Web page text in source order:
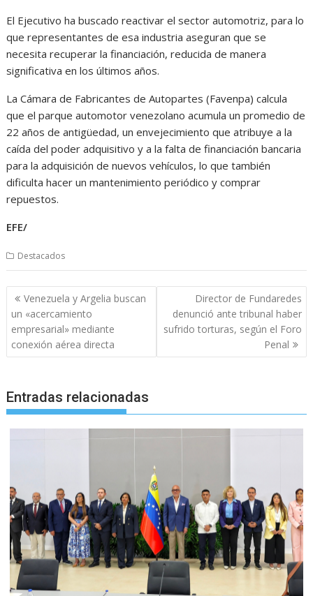
El Ejecutivo ha buscado reactivar el sector automotriz, para lo
que representantes de esa industria aseguran que se
necesita recuperar la financiación, reducida de manera
significativa en los últimos años.
La Cámara de Fabricantes de Autopartes (Favenpa) calcula
que el parque automotor venezolano acumula un promedio de
22 años de antigüedad, un envejecimiento que atribuye a la
caída del poder adquisitivo y a la falta de financiación bancaria
para la adquisición de nuevos vehículos, lo que también
dificulta hacer un mantenimiento periódico y comprar
repuestos.
EFE/
Destacados
Navegación
de
entradas
Venezuela y Argelia buscan
un «acercamiento
empresarial» mediante
conexión aérea directa
Director de Fundaredes
denunció ante tribunal haber
sufrido torturas, según el Foro
Penal
Entradas relacionadas